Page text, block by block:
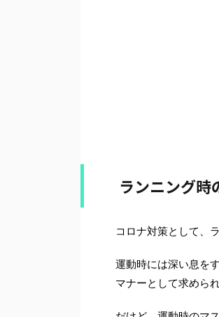
ランニング時
コロナ対策として、
運動時には深い息を
マナーとして求めら